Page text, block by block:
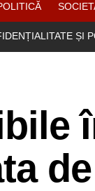
ȘI